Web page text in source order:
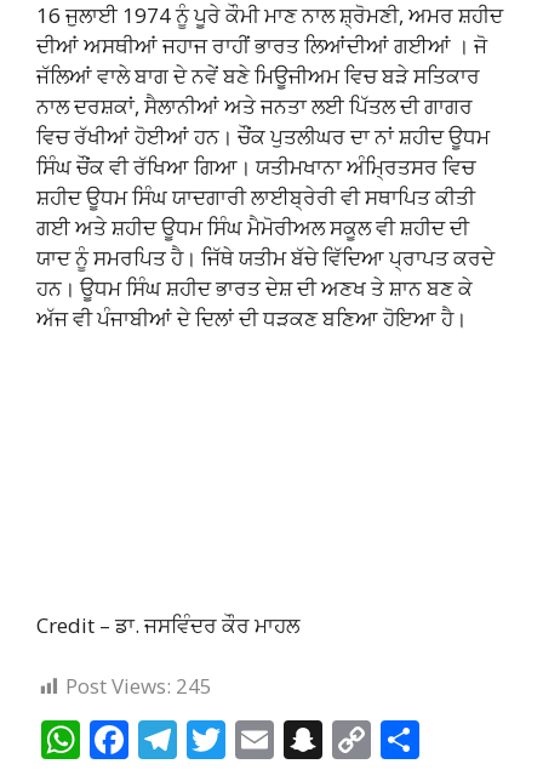
16 ਜੁਲਾਈ 1974 ਨੂੰ ਪੂਰੇ ਕੌਮੀ ਮਾਣ ਨਾਲ ਸ਼੍ਰੋਮਣੀ, ਅਮਰ ਸ਼ਹੀਦ
ਦੀਆਂ ਅਸਥੀਆਂ ਜਹਾਜ ਰਾਹੀਂ ਭਾਰਤ ਲਿਆਂਦੀਆਂ ਗਈਆਂ । ਜੋ
ਜੱਲਿਆਂ ਵਾਲੇ ਬਾਗ ਦੇ ਨਵੇਂ ਬਣੇ ਮਿਊਜੀਅਮ ਵਿਚ ਬੜੇ ਸਤਿਕਾਰ
ਨਾਲ ਦਰਸ਼ਕਾਂ, ਸੈਲਾਨੀਆਂ ਅਤੇ ਜਨਤਾ ਲਈ ਪਿੱਤਲ ਦੀ ਗਾਗਰ
ਵਿਚ ਰੱਖੀਆਂ ਹੋਈਆਂ ਹਨ। ਚੌਂਕ ਪੁਤਲੀਘਰ ਦਾ ਨਾਂ ਸ਼ਹੀਦ ਊਧਮ
ਸਿੰਘ ਚੌਂਕ ਵੀ ਰੱਖਿਆ ਗਿਆ। ਯਤੀਮਖਾਨਾ ਅੰਮ੍ਰਿਤਸਰ ਵਿਚ
ਸ਼ਹੀਦ ਊਧਮ ਸਿੰਘ ਯਾਦਗਾਰੀ ਲਾਈਬ੍ਰੇਰੀ ਵੀ ਸਥਾਪਿਤ ਕੀਤੀ
ਗਈ ਅਤੇ ਸ਼ਹੀਦ ਊਧਮ ਸਿੰਘ ਮੈਮੋਰੀਅਲ ਸਕੂਲ ਵੀ ਸ਼ਹੀਦ ਦੀ
ਯਾਦ ਨੂੰ ਸਮਰਪਿਤ ਹੈ। ਜਿੱਥੇ ਯਤੀਮ ਬੱਚੇ ਵਿੱਦਿਆ ਪ੍ਰਾਪਤ ਕਰਦੇ
ਹਨ। ਊਧਮ ਸਿੰਘ ਸ਼ਹੀਦ ਭਾਰਤ ਦੇਸ਼ ਦੀ ਅਣਖ ਤੇ ਸ਼ਾਨ ਬਣ ਕੇ
ਅੱਜ ਵੀ ਪੰਜਾਬੀਆਂ ਦੇ ਦਿਲਾਂ ਦੀ ਧੜਕਣ ਬਣਿਆ ਹੋਇਆ ਹੈ।
Credit – ਡਾ. ਜਸਵਿੰਦਰ ਕੌਰ ਮਾਹਲ
Post Views: 245
W F T T E S C